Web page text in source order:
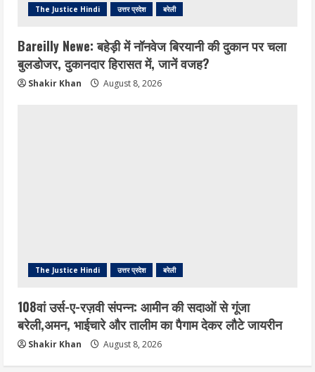
The Justice Hindi उत्तर प्रदेश बरेली
Bareilly Newe: बहेड़ी में नॉनवेज बिरयानी की दुकान पर चला
बुलडोजर, दुकानदार हिरासत में, जानें वजह?
Shakir Khan August 8, 2026
The Justice Hindi उत्तर प्रदेश बरेली
108वां उर्स-ए-रज़वी संपन्न: आमीन की सदाओं से गूंजा
बरेली,अमन, भाईचारे और तालीम का पैगाम देकर लौटे जायरीन
Shakir Khan August 8, 2026